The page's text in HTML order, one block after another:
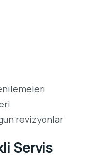
revizyonlar
Servis